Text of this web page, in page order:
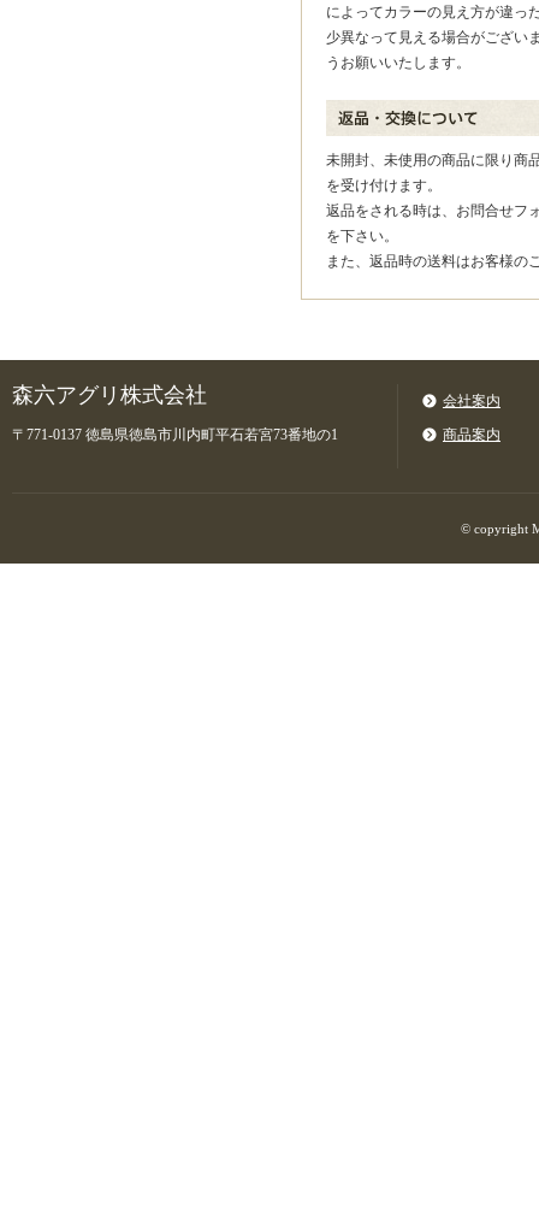
によってカラーの見え方が違っ
少異なって見える場合がござい
うお願いいたします。
未開封、未使用の商品に限り商
を受け付けます。
返品をされる時は、お問合せフ
を下さい。
また、返品時の送料はお客様の
森六アグリ株式会社
〒771-0137 徳島県徳島市川内町平石若宮73番地の1
会社案内
商品案内
© copyright